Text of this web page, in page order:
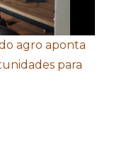
agro aponta
para